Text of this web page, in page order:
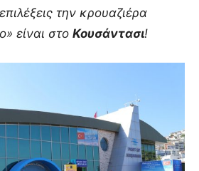
την κρουαζιέρα
είναι στο Κουσάντασι!